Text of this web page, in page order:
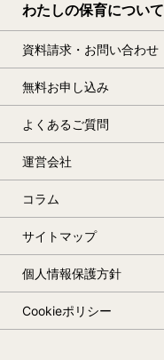
わたしの保育について
資料請求・お問い合わせ
無料お申し込み
よくあるご質問
運営会社
コラム
サイトマップ
個人情報保護方針
Cookieポリシー